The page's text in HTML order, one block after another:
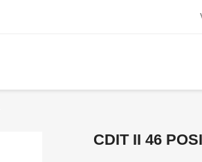
CDIT II 46